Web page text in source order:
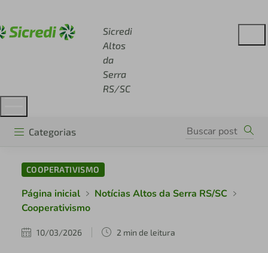
Sicredi
Altos
da
Serra
RS/SC
Categorias
COOPERATIVISMO
Página inicial
Notícias Altos da Serra RS/SC
Cooperativismo
10/03/2026 2 min de leitura